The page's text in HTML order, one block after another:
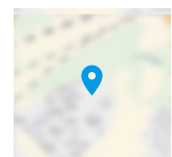
location_on